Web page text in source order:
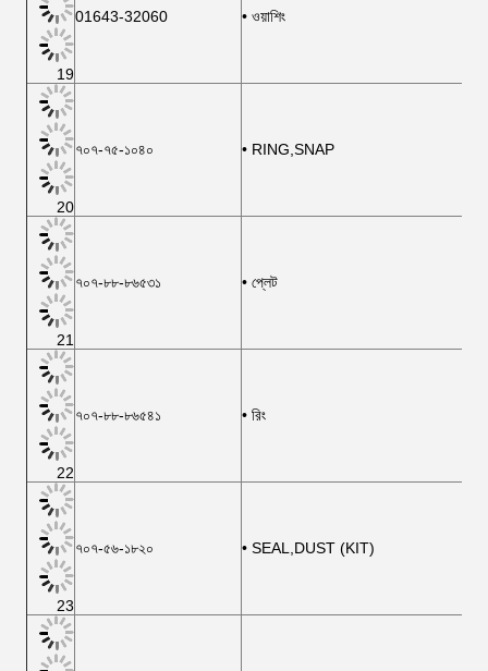
19
01643-32060 • ওয়াশিং
20
৭০৭-৭৫-১০৪০ • RING,SNAP
21
৭০৭-৮৮-৮৬৫৩১ • প্লেট
22
৭০৭-৮৮-৮৬৫৪১ • রিং
23
৭০৭-৫৬-১৮২০ • SEAL,DUST (KIT)